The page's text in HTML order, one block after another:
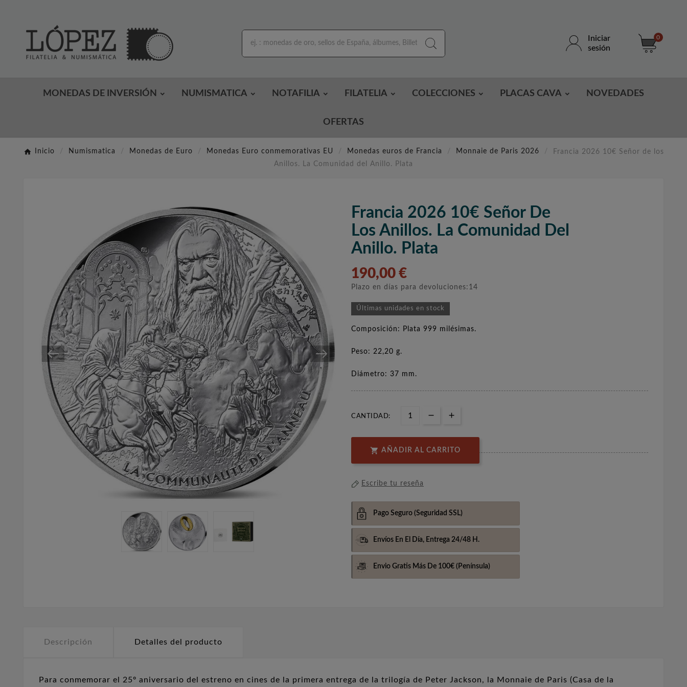
Iniciar
sesión
0
MONEDAS DE INVERSIÓN NUMISMATICA NOTAFILIA FILATELIA COLECCIONES PLACAS CAVA NOVEDADES
OFERTAS
Inicio Numismatica Monedas de Euro Monedas Euro conmemorativas EU Monedas euros de Francia Monnaie de Paris 2026
Francia 2026 10€ Señor de los
Anillos. La Comunidad del Anillo. Plata
Francia 2026 10€ Señor De
Los Anillos. La Comunidad Del
Anillo. Plata
190,00 €
Plazo en días para devoluciones:14
Últimas unidades en stock
Composición: Plata 999 milésimas.
Peso: 22,20 g.
Diámetro: 37 mm.
CANTIDAD:
 AÑADIR AL CARRITO
Escribe tu reseña
Pago Seguro (Seguridad SSL)
Envíos En El Día, Entrega 24/48 H.
Envio Gratis Más De 100€ (Península)
Descripción Detalles del producto
Para conmemorar el 25º aniversario del estreno en cines de la primera entrega de la trilogía de Peter Jackson, la Monnaie de Paris (Casa de la